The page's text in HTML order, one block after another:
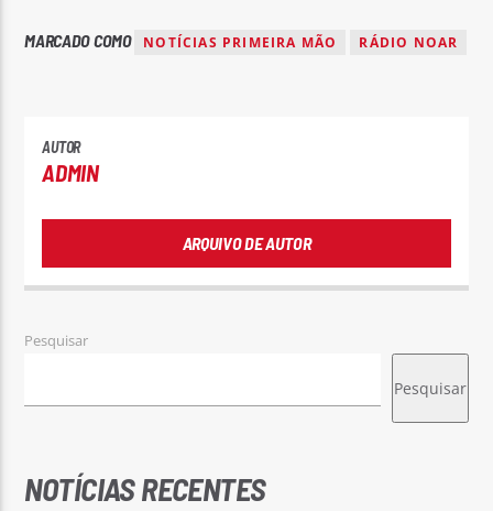
MARCADO COMO NOTÍCIAS PRIMEIRA MÃO RÁDIO NOAR
AUTOR
ADMIN
ARQUIVO DE AUTOR
Pesquisar
Pesquisar
NOTÍCIAS RECENTES